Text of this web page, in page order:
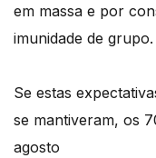
em massa e por
imunidade de grupo.
Se estas
se mantiveram, os
agosto